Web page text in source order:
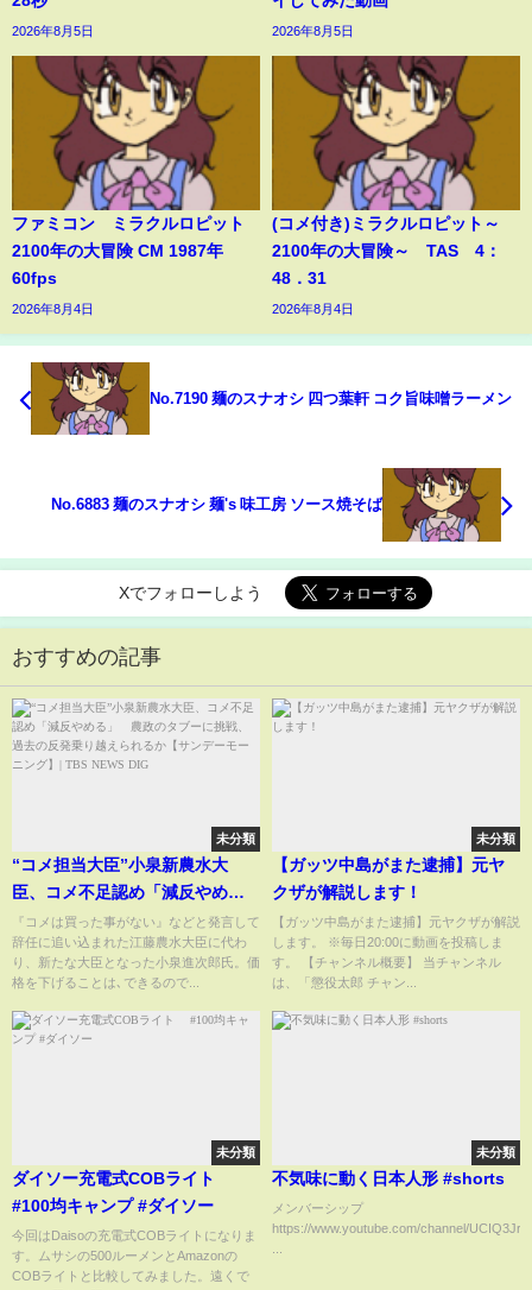
2026年8月5日 2026年8月5日
ファミコン ミラクルロピット
2100年の大冒険 CM 1987年
60fps
2026年8月4日
(コメ付き)ミラクルロピット～
2100年の大冒険～ TAS 4：
48．31
2026年8月4日
No.7190 麺のスナオシ 四つ葉軒 コク旨味噌ラーメン
No.6883 麺のスナオシ 麺's 味工房 ソース焼そば
Xでフォローしよう
おすすめの記事
未分類
“コメ担当大臣”小泉新農水大
臣、コメ不足認め「減反やめ
る」 農政のタブーに挑戦、過
去の反発乗り越えられるか【サ
ンデーモーニング】| TBS NEWS
『コメは買った事がない』などと発言して
辞任に追い込まれた江藤農水大臣に代わ
り、新たな大臣となった小泉進次郎氏。価
格を下げることは､できるので...
未分類
【ガッツ中島がまた逮捕】元ヤ
クザが解説します！
【ガッツ中島がまた逮捕】元ヤクザが解説
します。 ※毎日20:00に動画を投稿しま
す。 【チャンネル概要】 当チャンネル
は、「懲役太郎 チャン...
未分類
ダイソー充電式COBライト
#100均キャンプ #ダイソー
今回はDaisoの充電式COBライトになりま
す。ムサシの500ルーメンとAmazonの
COBライトと比較してみました。遠くで
未分類
不気味に動く日本人形 #shorts
メンバーシップ
https://www.youtube.com/channel/